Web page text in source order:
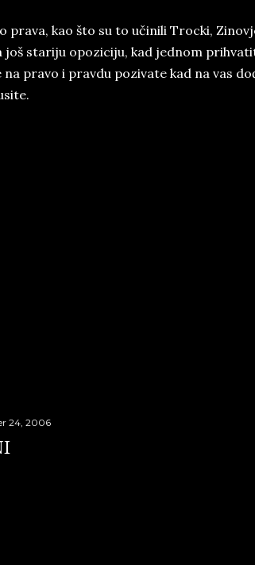
kao što su to učinili Trocki,
još stariju opoziciju, kad jednom
pravo i pravdu pozivate kad na vas
24, 2006